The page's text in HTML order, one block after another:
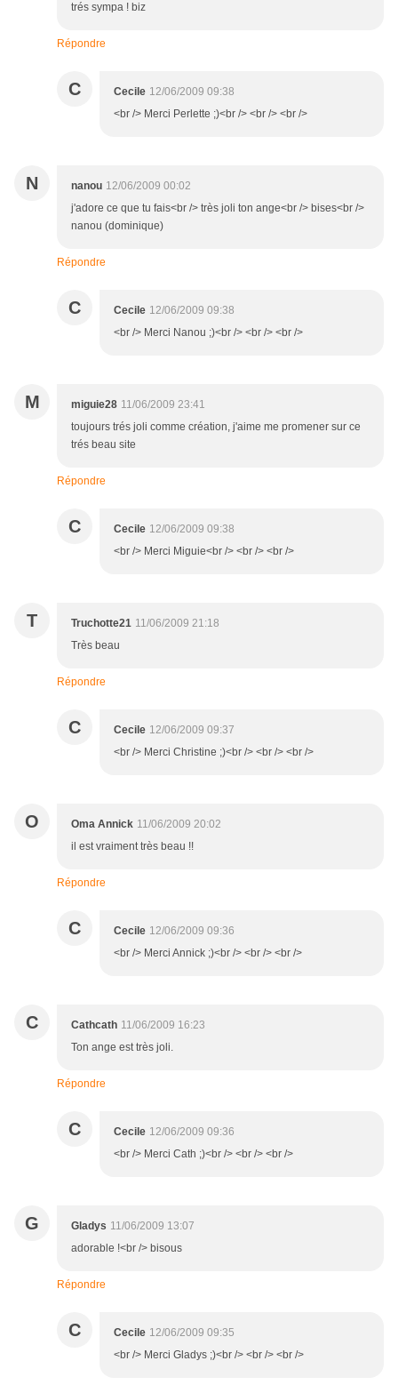
trés sympa ! biz
Répondre
C Cecile 12/06/2009 09:38
<br /> Merci Perlette ;)<br /> <br /> <br />
N nanou 12/06/2009 00:02
j'adore ce que tu fais<br /> très joli ton ange<br /> bises<br />
nanou (dominique)
Répondre
C Cecile 12/06/2009 09:38
<br /> Merci Nanou ;)<br /> <br /> <br />
M miguie28 11/06/2009 23:41
toujours trés joli comme création, j'aime me promener sur ce
trés beau site
Répondre
C Cecile 12/06/2009 09:38
<br /> Merci Miguie<br /> <br /> <br />
T Truchotte21 11/06/2009 21:18
Très beau
Répondre
C Cecile 12/06/2009 09:37
<br /> Merci Christine ;)<br /> <br /> <br />
O Oma Annick 11/06/2009 20:02
il est vraiment très beau !!
Répondre
C Cecile 12/06/2009 09:36
<br /> Merci Annick ;)<br /> <br /> <br />
C Cathcath 11/06/2009 16:23
Ton ange est très joli.
Répondre
C Cecile 12/06/2009 09:36
<br /> Merci Cath ;)<br /> <br /> <br />
G Gladys 11/06/2009 13:07
adorable !<br /> bisous
Répondre
C Cecile 12/06/2009 09:35
<br /> Merci Gladys ;)<br /> <br /> <br />